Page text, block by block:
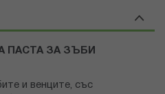
ПАСТА ЗА ЗЪБИ
и венците, със